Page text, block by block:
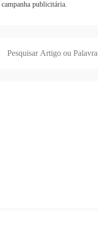
campanha publicitária.